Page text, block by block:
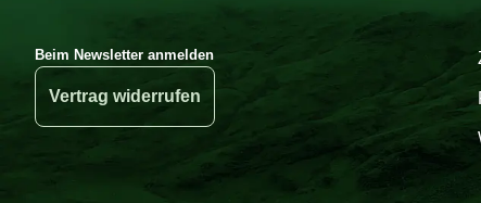
Beim Newsletter anmelden
Vertrag widerrufen